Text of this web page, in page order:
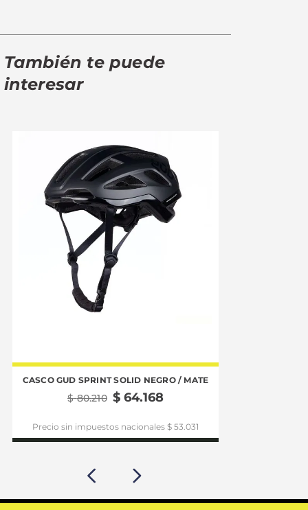
También te puede
interesar
CASCO GUD SPRINT SOLID NEGRO / MATE
$ 80.210 $ 64.168
Precio sin impuestos nacionales $ 53.031